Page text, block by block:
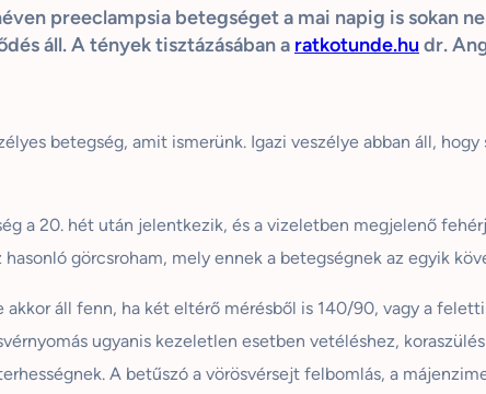
preeclampsia betegséget a mai napig is sokan
áll. A tények tisztázásában a ratkotunde.hu dr.
betegség, amit ismerünk. Igazi veszélye abban áll,
a 20. hét után jelentkezik, és a vizeletben megjelenő
görcsroham, mely ennek a betegségnek az egyik
áll fenn, ha két eltérő mérésből is 140/90, vagy a
ugyanis kezeletlen esetben vetéléshez,
A betűszó a vörösvérsejt felbomlás, a